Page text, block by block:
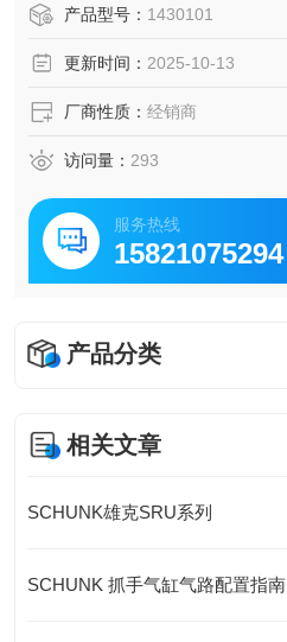
产品型号： 1430101
更新时间： 2025-10-13
厂商性质： 经销商
访问量： 293
服务热线
15821075294
产品分类
相关文章
SCHUNK雄克SRU系列
SCHUNK 抓手气缸气路配置指南